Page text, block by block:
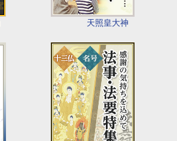
天照皇大神